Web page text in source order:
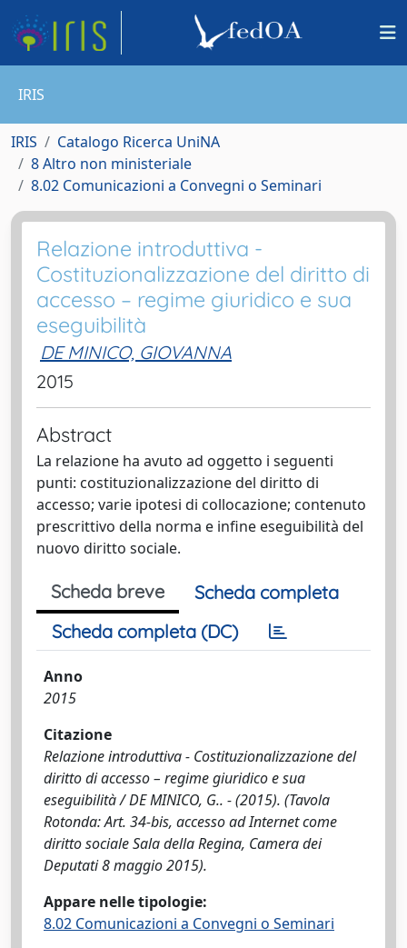
IRIS
IRIS
Catalogo Ricerca UniNA
8 Altro non ministeriale
8.02 Comunicazioni a Convegni o Seminari
Relazione introduttiva -
Costituzionalizzazione del diritto di
accesso – regime giuridico e sua
eseguibilità
DE MINICO, GIOVANNA
2015
Abstract
La relazione ha avuto ad oggetto i seguenti
punti: costituzionalizzazione del diritto di
accesso; varie ipotesi di collocazione; contenuto
prescrittivo della norma e infine eseguibilità del
nuovo diritto sociale.
Scheda breve
Scheda completa
Scheda completa (DC)
Anno
2015
Citazione
Relazione introduttiva - Costituzionalizzazione del
diritto di accesso – regime giuridico e sua
eseguibilità / DE MINICO, G.. - (2015). (Tavola
Rotonda: Art. 34-bis, accesso ad Internet come
diritto sociale Sala della Regina, Camera dei
Deputati 8 maggio 2015).
Appare nelle tipologie:
8.02 Comunicazioni a Convegni o Seminari